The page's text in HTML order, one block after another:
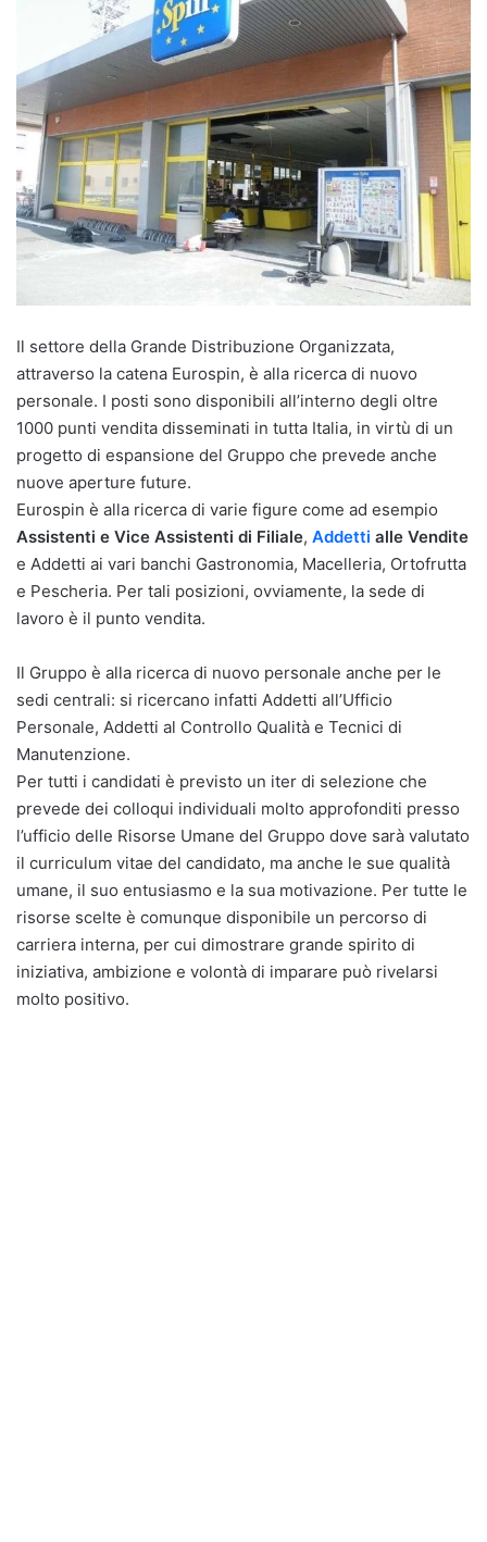
Il settore della Grande Distribuzione Organizzata,
attraverso la catena Eurospin, è alla ricerca di nuovo
personale. I posti sono disponibili all’interno degli oltre
1000 punti vendita disseminati in tutta Italia, in virtù di un
progetto di espansione del Gruppo che prevede anche
nuove aperture future.
Eurospin è alla ricerca di varie figure come ad esempio
Assistenti e Vice Assistenti di Filiale, Addetti alle Vendite
e Addetti ai vari banchi Gastronomia, Macelleria, Ortofrutta
e Pescheria. Per tali posizioni, ovviamente, la sede di
lavoro è il punto vendita.
Il Gruppo è alla ricerca di nuovo personale anche per le
sedi centrali: si ricercano infatti Addetti all’Ufficio
Personale, Addetti al Controllo Qualità e Tecnici di
Manutenzione.
Per tutti i candidati è previsto un iter di selezione che
prevede dei colloqui individuali molto approfonditi presso
l’ufficio delle Risorse Umane del Gruppo dove sarà valutato
il curriculum vitae del candidato, ma anche le sue qualità
umane, il suo entusiasmo e la sua motivazione. Per tutte le
risorse scelte è comunque disponibile un percorso di
carriera interna, per cui dimostrare grande spirito di
iniziativa, ambizione e volontà di imparare può rivelarsi
molto positivo.